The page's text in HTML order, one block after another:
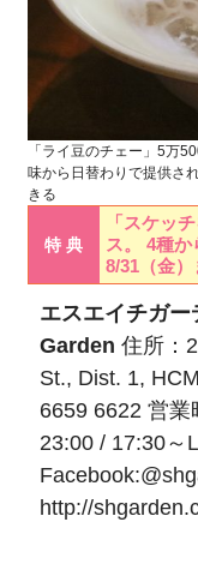
「ライ豆のチェー」5万
味から日替わりで提供さ
きる
特 典
「スケッ
ス。 4種か
8/31（金）
エスエイチガー
Garden 住所：
St., Dist. 1,
6659 6622 営業
23:00 / 17:30～
Facebook:
http://